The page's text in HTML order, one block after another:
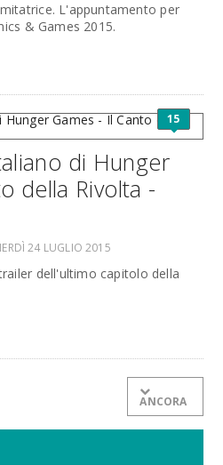
L'appuntamento per
& Games 2015.
15
di Hunger
della Rivolta -
24 LUGLIO 2015
dell'ultimo capitolo della
ANCORA